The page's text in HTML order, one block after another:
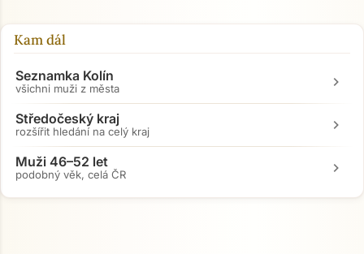
Kam dál
Seznamka Kolín
všichni muži z města chevron_right
Středočeský kraj
rozšířit hledání na celý kraj chevron_right
Muži 46–52 let
podobný věk, celá ČR chevron_right